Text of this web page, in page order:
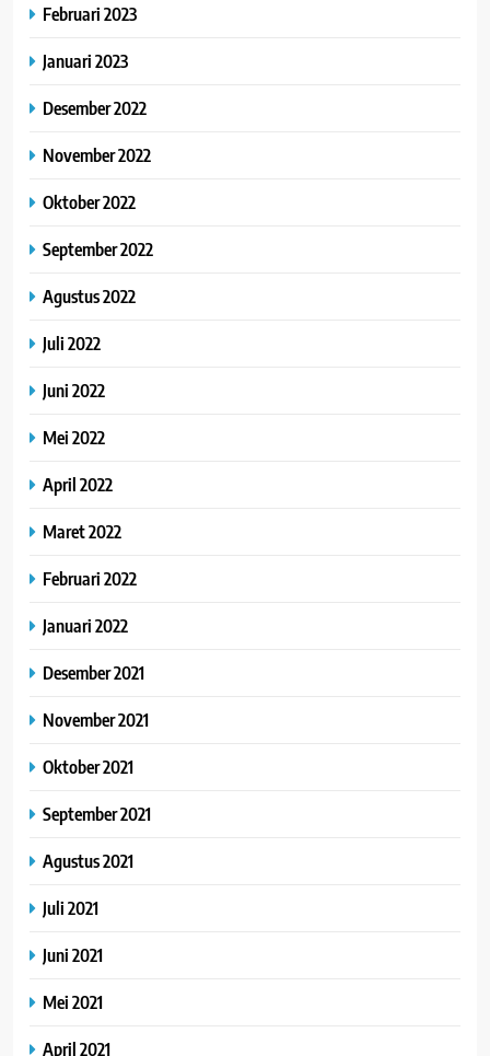
Februari 2023
Januari 2023
Desember 2022
November 2022
Oktober 2022
September 2022
Agustus 2022
Juli 2022
Juni 2022
Mei 2022
April 2022
Maret 2022
Februari 2022
Januari 2022
Desember 2021
November 2021
Oktober 2021
September 2021
Agustus 2021
Juli 2021
Juni 2021
Mei 2021
April 2021